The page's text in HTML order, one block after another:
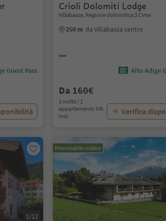
Guest Pass
Crioli Dolomiti Lodge
Villabassa, Regione dolomitica 3 Cime
250 m da Villabassa centro
Alto Adige
Da 160€
1 notte / 1
appartamento IVA
incl.
Verifica
1/12
Prenotabile online